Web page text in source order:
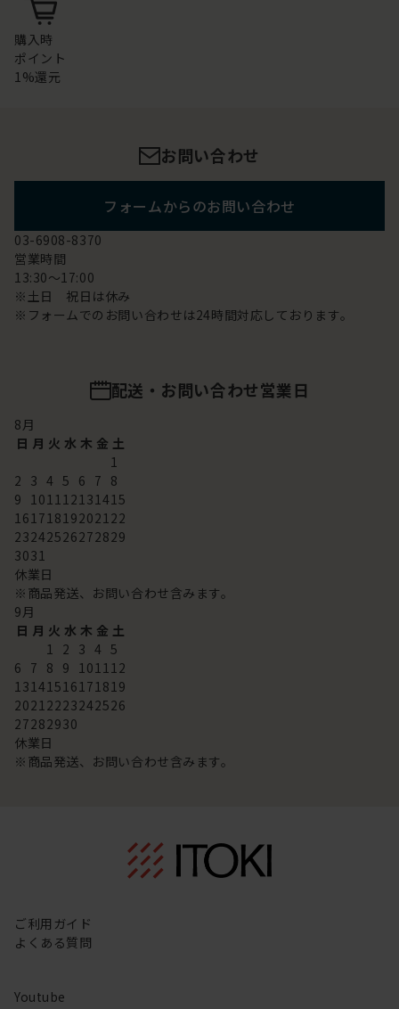
購入時
ポイント
1%還元
お問い合わせ
フォームからのお問い合わせ
03-6908-8370
営業時間
13:30～17:00
※土日 祝日は休み
※フォームでのお問い合わせは24時間対応しております。
配送・お問い合わせ営業日
8月
日 月 火 水 木 金 土
1
2 3 4 5 6 7 8
9 101112131415
16171819202122
23242526272829
3031
休業日
※商品発送、お問い合わせ含みます。
9月
日 月 火 水 木 金 土
1 2 3 4 5
6 7 8 9 101112
13141516171819
20212223242526
27282930
休業日
※商品発送、お問い合わせ含みます。
ご利用ガイド
よくある質問
Youtube